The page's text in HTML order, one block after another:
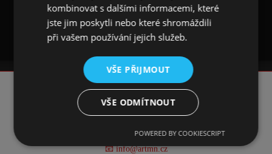
Lze mýt v myčce.
KONTAKT
📧 info@artmn.cz
kombinovat s dalšími informacemi, které
jste jim poskytli nebo které shromáždili
při vašem používání jejich služeb.
VŠE PŘIJMOUT
VŠE ODMÍTNOUT
POWERED BY COOKIESCRIPT